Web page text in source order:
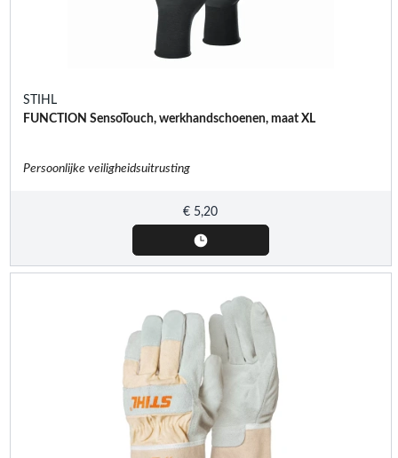
STIHL
FUNCTION SensoTouch, werkhandschoenen, maat XL
Persoonlijke veiligheidsuitrusting
€ 5,20